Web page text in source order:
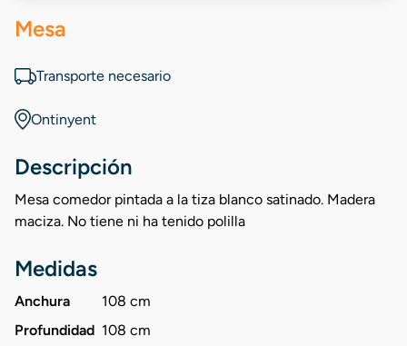
Mesa
Transporte necesario
Ontinyent
Descripción
Mesa comedor pintada a la tiza blanco satinado. Madera
maciza. No tiene ni ha tenido polilla
Medidas
Anchura
108 cm
Profundidad 108 cm